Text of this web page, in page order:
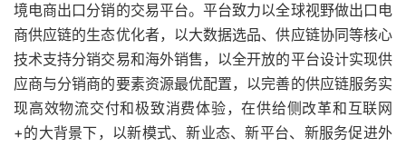
境电商出口分销的交易平台。平台致力以全球视野做出口电
商供应链的生态优化者，以大数据选品、供应链协同等核心
技术支持分销交易和海外销售，以全开放的平台设计实现供
应商与分销商的要素资源最优配置，以完善的供应链服务实
现高效物流交付和极致消费体验，在供给侧改革和互联网
+的大背景下，以新模式、新业态、新平台、新服务促进外